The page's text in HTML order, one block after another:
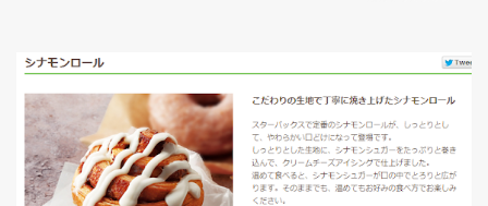
い。平均値で見ても情報は十分でないかもしれない。しかし、ヒ
ストグラムなどをあわせて見れば、相対的なポジションが分かり
やすい。朝日新聞の記事は、人が一緒に写っているので大きさを
把握しやすい。 そういえば、大きさ比較でタバコの箱を横に並べ
るのって、最近見かけないなぁ・・・。このご時世、タバコはNG
なのか？？
は微妙だ・・・と言い続けて10数年、ようやく見直されるよう
だ。ただ、その見直し内容も微妙では？？？というのが記事の主
旨。 AIにまとめさせるとこんな感じ。 日頃、各方面から「話が長
い」と言われているので、自分が話すよりAIが話した方がよいと
言われるのは時間の問題だろう。